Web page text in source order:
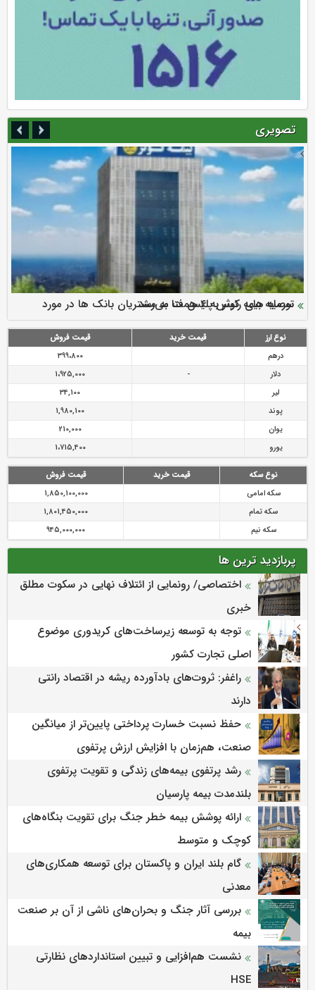
تصویری
ارزش سهام عدالت بالا رفت
سرمایه بیمه کوثر به ۴ همت می‌رسد
نود ثانیه با فولاد سنگان
تقدیر دبیرکل سندیکای بیمه گران ایران از اقدامات مدیرعامل بیمه
رازی
توصیه های رئیس پلیس فتا به مشتریان بانک ها در مورد
پیشگیری از سرقت های مجازی
نوع ارز قیمت خرید
قیمت فروش
درهم
399،800
دلار
-
1،925,000
لیر
34,100
پوند
1,980,100
یوان
210,000
یورو
1،715,400
نوع سکه قیمت خرید
قیمت فروش
سکه امامی
1,850,100,000
سکه تمام
1,801,450,000
سکه نیم
945,000,000
پربازدید ترین ها
اختصاصی/ رونمایی از ائتلاف‌ نهایی در سکوت مطلق
خبری
توجه به توسعه زیرساخت‌های کریدوری موضوع
اصلی تجارت کشور
راغفر: ثروت‌های بادآورده ریشه در اقتصاد رانتی
دارند
حفظ نسبت خسارت پرداختی پایین‌تر از میانگین
صنعت، هم‌زمان با افزایش ارزش پرتفوی
رشد پرتفوی بیمه‌های زندگی و تقویت پرتفوی
بلندمدت بیمه پارسیان
ارائه پوشش بیمه خطر جنگ برای تقویت بنگاه‌های
کوچک و متوسط
گام بلند ایران و پاکستان برای توسعه همکاری‌های
معدنی
بررسی آثار جنگ و بحران‌های ناشی از آن بر صنعت
بیمه
نشست هم‌افزایی و تبیین استانداردهای نظارتی
HSE